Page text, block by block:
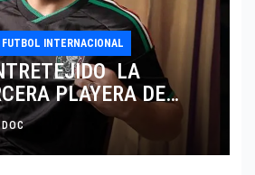
FUTBOL INTERNACIONAL
LA
PLAYERA DE
AL ARCHIVO
ADIDAS EN
DOC